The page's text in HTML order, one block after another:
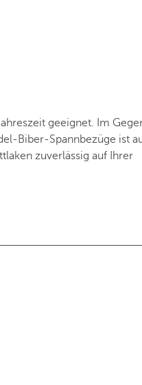
geeignet. Im
Biber-Spannbezüge ist
zuverlässig auf Ihrer